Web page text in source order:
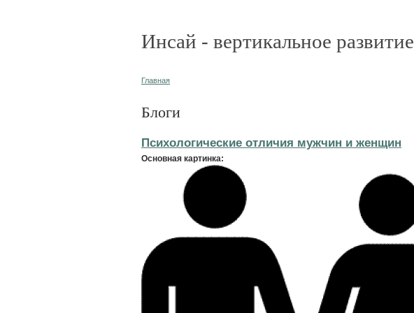
Инсай - вертикальное развитие
Главная
Блоги
Психологические отличия мужчин и женщин
Основная картинка: